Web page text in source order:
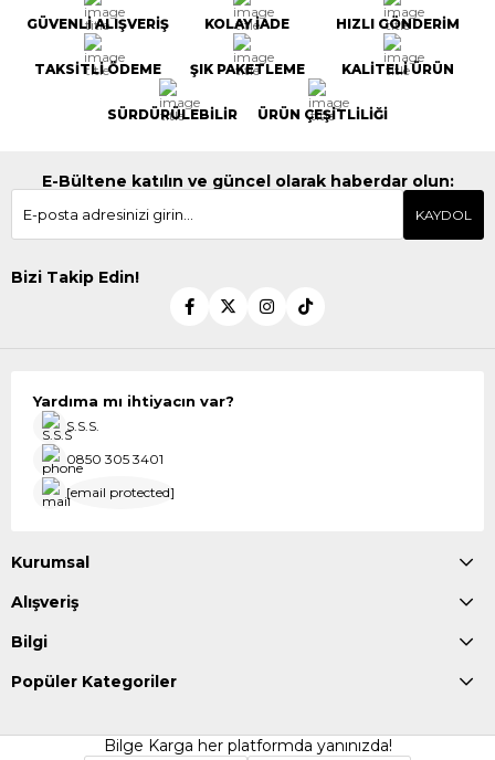
GÜVENLİ ALIŞVERİŞ KOLAY İADE HIZLI GÖNDERİM
TAKSİTLİ ÖDEME ŞIK PAKETLEME KALİTELİ ÜRÜN
SÜRDÜRÜLEBİLİR ÜRÜN ÇEŞİTLİLİĞİ
E-Bültene katılın ve güncel olarak haberdar olun:
KAYDOL
Bizi Takip Edin!
Yardıma mı ihtiyacın var?
S.S.S.
0850 305 3401
[email protected]
Kurumsal
Alışveriş
Bilgi
Popüler Kategoriler
Bilge Karga her platformda yanınızda!